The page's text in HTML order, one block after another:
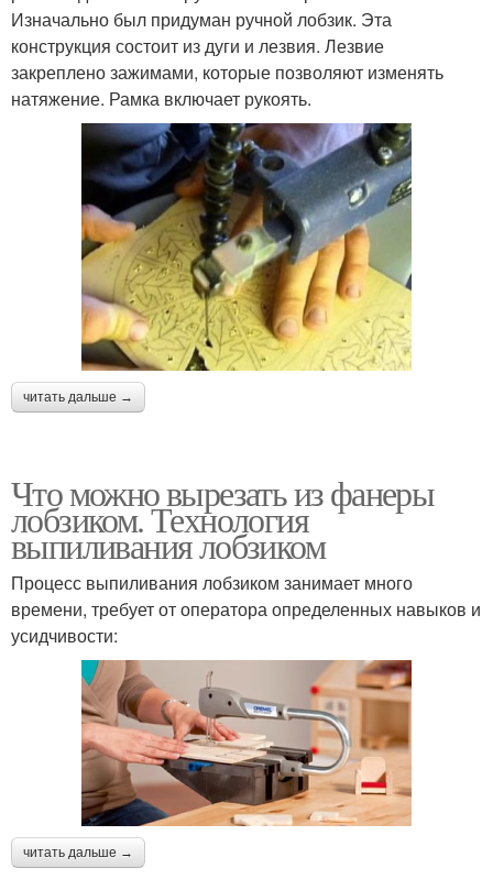
Изначально был придуман ручной лобзик. Эта
конструкция состоит из дуги и лезвия. Лезвие
закреплено зажимами, которые позволяют изменять
натяжение. Рамка включает рукоять.
читать дальше →
Что можно вырезать из фанеры
лобзиком. Технология
выпиливания лобзиком
Процесс выпиливания лобзиком занимает много
времени, требует от оператора определенных навыков и
усидчивости:
читать дальше →